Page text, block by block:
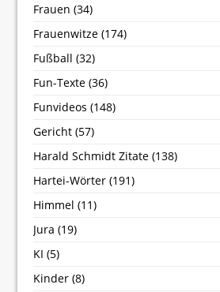
Frauen (34)
Frauenwitze (174)
Fußball (32)
Fun-Texte (36)
Funvideos (148)
Gericht (57)
Harald Schmidt Zitate (138)
Hartei-Wörter (191)
Himmel (11)
Jura (19)
KI (5)
Kinder (8)